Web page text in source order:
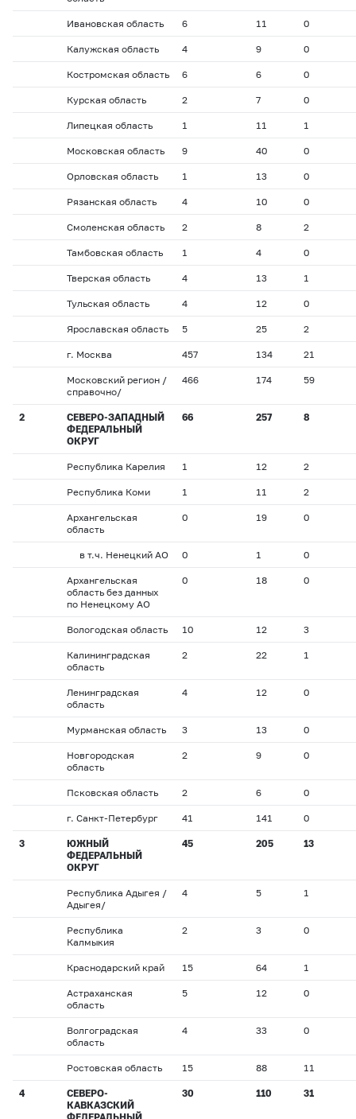
Ивановская область 6 11 0
Калужская область 4 9 0
Костромская область 6 6 0
Курская область 2 7 0
Липецкая область 1 11 1
Московская область 9 40 0
Орловская область 1 13 0
Рязанская область 4 10 0
Смоленская область 2 8 2
Тамбовская область 1 4 0
Тверская область 4 13 1
Тульская область 4 12 0
Ярославская область 5 25 2
г. Москва 457 134 21
Московский регион /
справочно/
466 174 59
2
СЕВЕРО-ЗАПАДНЫЙ
ФЕДЕРАЛЬНЫЙ
ОКРУГ
66 257 8
Республика Карелия 1 12 2
Республика Коми 1 11 2
Архангельская
область
0 19 0
в т.ч. Ненецкий АО 0 1 0
Архангельская
область без данных
по Ненецкому АО
0 18 0
Вологодская область 10 12 3
Калининградская
область
2 22 1
Ленинградская
область
4 12 0
Мурманская область 3 13 0
Новгородская
область
2 9 0
Псковская область 2 6 0
г. Санкт-Петербург 41 141 0
3
ЮЖНЫЙ
ФЕДЕРАЛЬНЫЙ
ОКРУГ
45 205 13
Республика Адыгея /
Адыгея/
4 5 1
Республика
Калмыкия
2 3 0
Краснодарский край 15 64 1
Астраханская
область
5 12 0
Волгоградская
область
4 33 0
Ростовская область 15 88 11
4
СЕВЕРО-
КАВКАЗСКИЙ
30 110 31